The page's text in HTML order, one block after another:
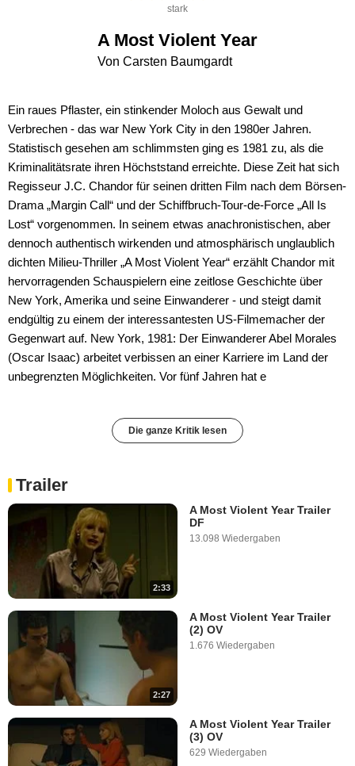
stark
A Most Violent Year
Von Carsten Baumgardt
Ein raues Pflaster, ein stinkender Moloch aus Gewalt und
Verbrechen - das war New York City in den 1980er Jahren.
Statistisch gesehen am schlimmsten ging es 1981 zu, als die
Kriminalitätsrate ihren Höchststand erreichte. Diese Zeit hat sich
Regisseur J.C. Chandor für seinen dritten Film nach dem Börsen-
Drama „Margin Call“ und der Schiffbruch-Tour-de-Force „All Is
Lost“ vorgenommen. In seinem etwas anachronistischen, aber
dennoch authentisch wirkenden und atmosphärisch unglaublich
dichten Milieu-Thriller „A Most Violent Year“ erzählt Chandor mit
hervorragenden Schauspielern eine zeitlose Geschichte über
New York, Amerika und seine Einwanderer - und steigt damit
endgültig zu einem der interessantesten US-Filmemacher der
Gegenwart auf. New York, 1981: Der Einwanderer Abel Morales
(Oscar Isaac) arbeitet verbissen an einer Karriere im Land der
unbegrenzten Möglichkeiten. Vor fünf Jahren hat e
Die ganze Kritik lesen
Trailer
2:33
A Most Violent Year Trailer
DF
13.098 Wiedergaben
2:27
A Most Violent Year Trailer
(2) OV
1.676 Wiedergaben
A Most Violent Year Trailer
(3) OV
629 Wiedergaben